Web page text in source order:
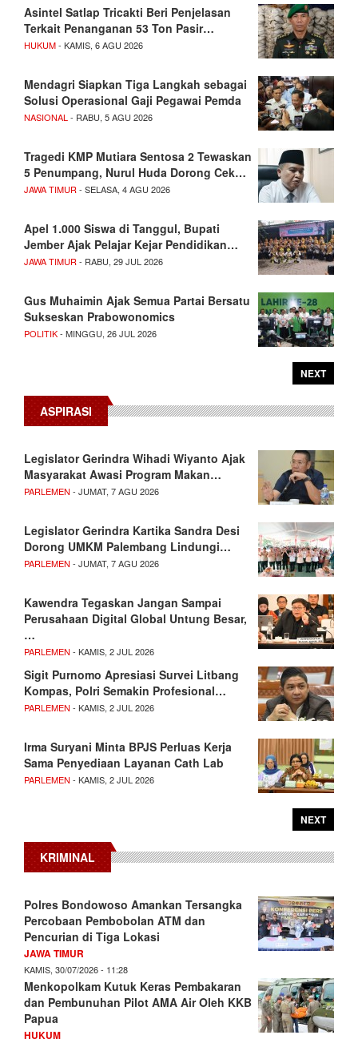
Asintel Satlap Tricakti Beri Penjelasan
Terkait Penanganan 53 Ton Pasir…
HUKUM- KAMIS, 6 AGU 2026
Mendagri Siapkan Tiga Langkah sebagai
Solusi Operasional Gaji Pegawai Pemda
NASIONAL - RABU, 5 AGU 2026
Tragedi KMP Mutiara Sentosa 2 Tewaskan
5 Penumpang, Nurul Huda Dorong Cek…
JAWA TIMUR - SELASA, 4 AGU 2026
Apel 1.000 Siswa di Tanggul, Bupati
Jember Ajak Pelajar Kejar Pendidikan…
JAWA TIMUR - RABU, 29 JUL 2026
Gus Muhaimin Ajak Semua Partai Bersatu
Sukseskan Prabowonomics
POLITIK- MINGGU, 26 JUL 2026
NEXT
ASPIRASI
Legislator Gerindra Wihadi Wiyanto Ajak
Masyarakat Awasi Program Makan…
PARLEMEN - JUMAT, 7 AGU 2026
Legislator Gerindra Kartika Sandra Desi
Dorong UMKM Palembang Lindungi…
PARLEMEN - JUMAT, 7 AGU 2026
Kawendra Tegaskan Jangan Sampai
Perusahaan Digital Global Untung Besar,
…
PARLEMEN - KAMIS, 2 JUL 2026
Sigit Purnomo Apresiasi Survei Litbang
Kompas, Polri Semakin Profesional…
PARLEMEN - KAMIS, 2 JUL 2026
Irma Suryani Minta BPJS Perluas Kerja
Sama Penyediaan Layanan Cath Lab
PARLEMEN - KAMIS, 2 JUL 2026
NEXT
KRIMINAL
Polres Bondowoso Amankan Tersangka
Percobaan Pembobolan ATM dan
Pencurian di Tiga Lokasi
JAWA TIMUR
KAMIS, 30/07/2026 - 11:28
Menkopolkam Kutuk Keras Pembakaran
dan Pembunuhan Pilot AMA Air Oleh KKB
Papua
HUKUM